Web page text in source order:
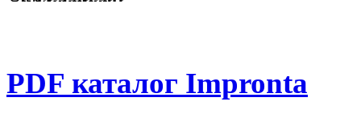
PDF каталог Impronta